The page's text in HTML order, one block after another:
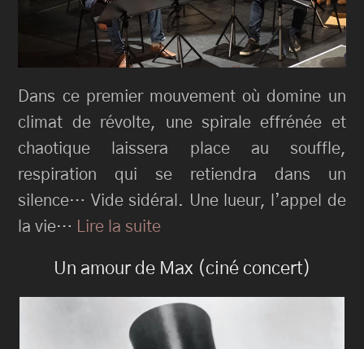
Dans ce premier mouvement où domine un
climat de révolte, une spirale effrénée et
chaotique laissera place au souffle,
respiration qui se retiendra dans un
silence… Vide sidéral. Une lueur, l’appel de
la vie… Lire la suite
Un amour de Max (ciné concert)